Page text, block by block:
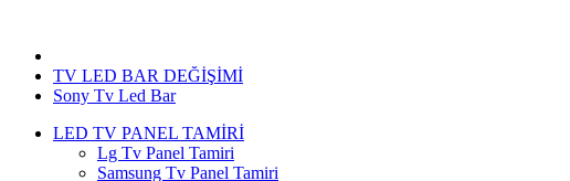
TV LED BAR DEĞİŞİMİ
Sony Tv Led Bar
LED TV PANEL TAMİRİ
Lg Tv Panel Tamiri
Samsung Tv Panel Tamiri